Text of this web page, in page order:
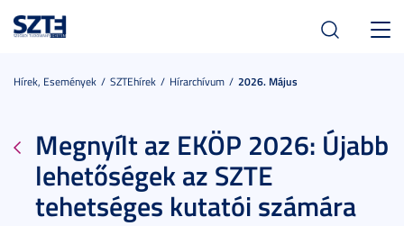
Hírek, Események SZTEhírek Hírarchívum 2026. Május
Megnyílt az EKÖP 2026: Újabb
lehetőségek az SZTE
tehetséges kutatói számára